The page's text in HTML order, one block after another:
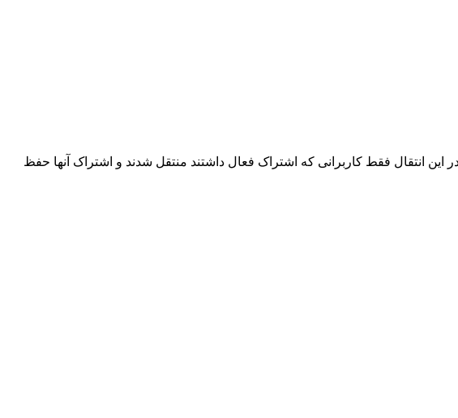
انتقال فقط کاربرانی که اشتراک فعال داشتند منتقل شدند و اشتراک آنها حفظ